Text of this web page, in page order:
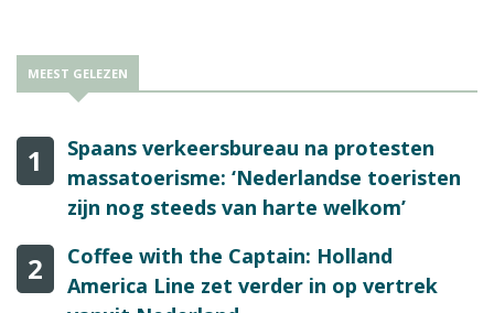
MEEST GELEZEN
1
Spaans verkeersbureau na protesten
massatoerisme: ‘Nederlandse toeristen
zijn nog steeds van harte welkom’
2
Coffee with the Captain: Holland
America Line zet verder in op vertrek